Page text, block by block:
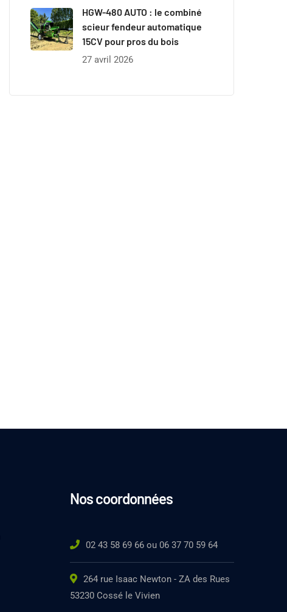
HGW-480 AUTO : le combiné
scieur fendeur automatique
15CV pour pros du bois
27 avril 2026
Nos coordonnées
02 43 58 69 66 ou 06 37 70 59 64
264 rue Isaac Newton - ZA des Rues
53230 Cossé le Vivien